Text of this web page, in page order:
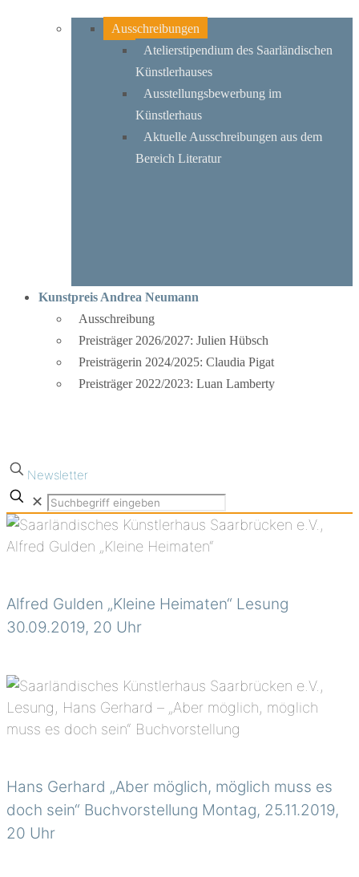
Ausschreibungen
Atelierstipendium des Saarländischen
Künstlerhauses
Ausstellungsbewerbung im
Künstlerhaus
Aktuelle Ausschreibungen aus dem
Bereich Literatur
Kunstpreis Andrea Neumann
Ausschreibung
Preisträger 2026/2027: Julien Hübsch
Preisträgerin 2024/2025: Claudia Pigat
Preisträger 2022/2023: Luan Lamberty
Newsletter
✕
Alfred Gulden „Kleine Heimaten“ Lesung
30.09.2019, 20 Uhr
Hans Gerhard „Aber möglich, möglich muss es
doch sein“ Buchvorstellung Montag, 25.11.2019,
20 Uhr